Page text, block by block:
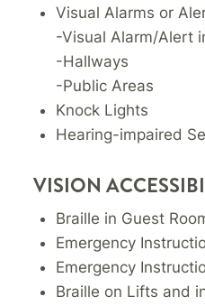
Visual Alarms or
-Visual Alarm/Alert
-Hallways
-Public Areas
Knock Lights
Hearing-impaired
VISION
Braille in Guest
Emergency
Emergency
Braille on Lifts and